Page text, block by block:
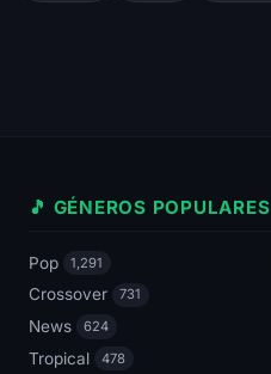
🎵 GÉNEROS POPULARES
Pop 1,291
Crossover 731
News 624
Tropical 478